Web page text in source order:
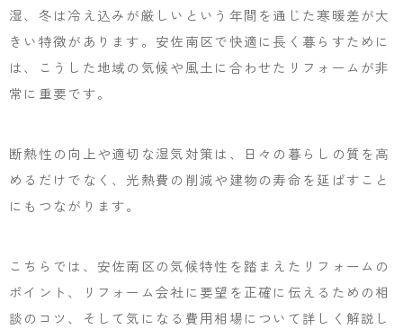
湿、冬は冷え込みが厳しいという年間を通じた寒暖差が大
きい特徴があります。安佐南区で快適に長く暮らすために
は、こうした地域の気候や風土に合わせたリフォームが非
常に重要です。
断熱性の向上や適切な湿気対策は、日々の暮らしの質を高
めるだけでなく、光熱費の削減や建物の寿命を延ばすこと
にもつながります。
こちらでは、安佐南区の気候特性を踏まえたリフォームの
ポイント、リフォーム会社に要望を正確に伝えるための相
談のコツ、そして気になる費用相場について詳しく解説し